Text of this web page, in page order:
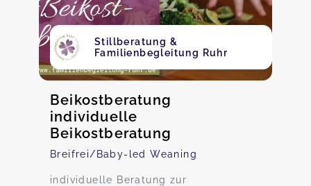
Stillberatung &
Familienbegleitung Ruhr
Beikostberatung
individuelle
Beikostberatung
Breifrei/Baby-led Weaning
individuelle Beratung zur